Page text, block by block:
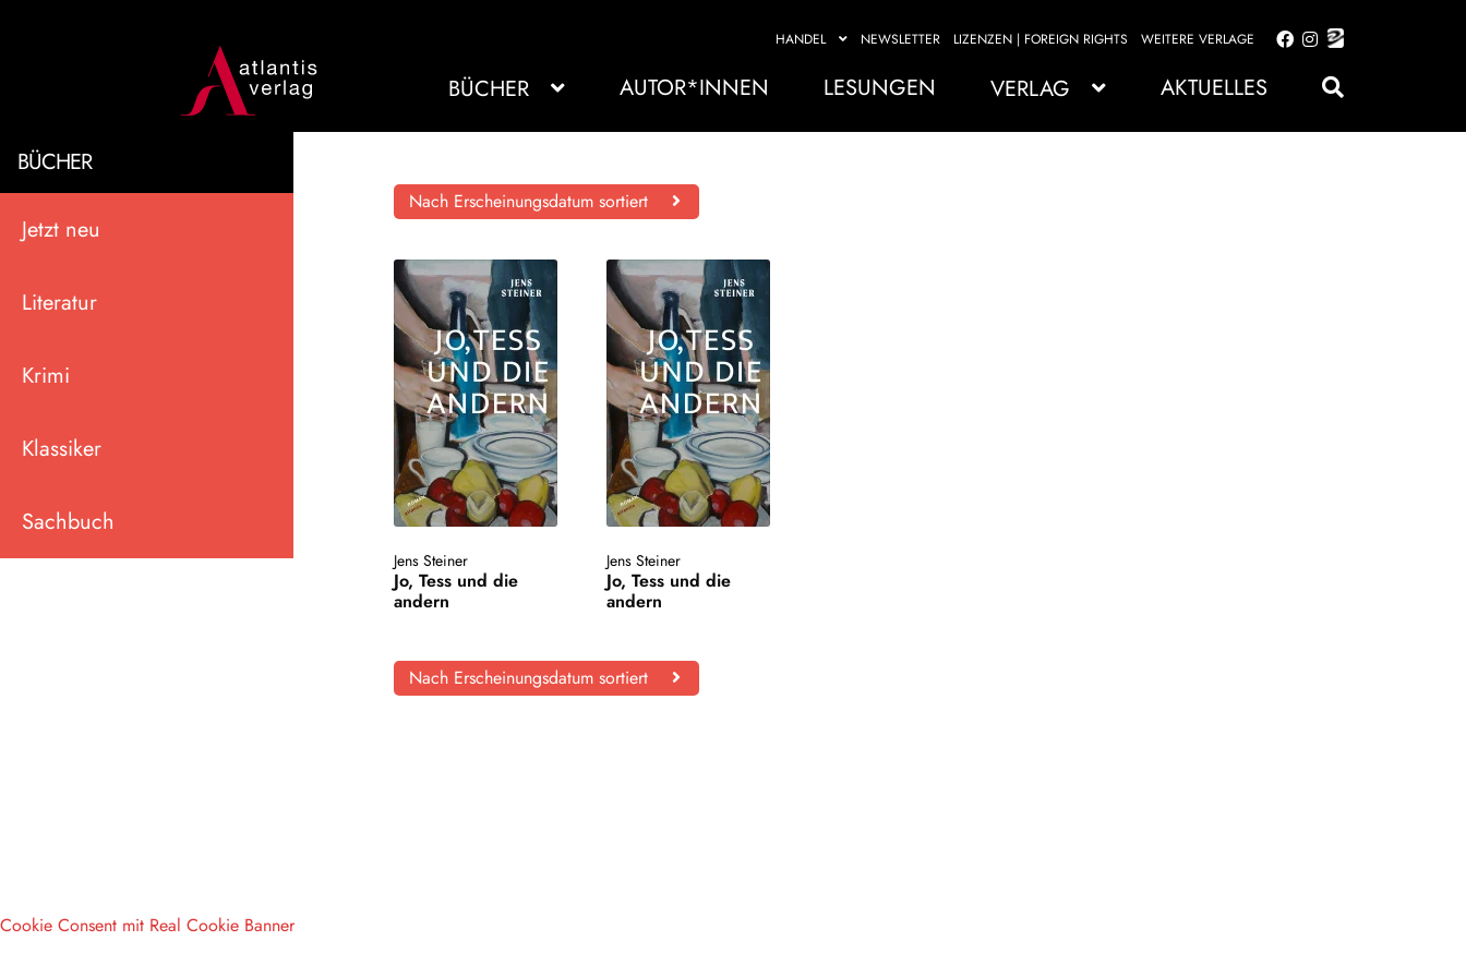
HANDEL NEWSLETTER LIZENZEN | FOREIGN RIGHTS WEITERE VERLAGE
Zur
springen
Zum
springen
BÜCHER AUTOR*INNEN LESUNGEN VERLAG AKTUELLES
BÜCHER
Jetzt neu
Literatur
Krimi
Klassiker
Sachbuch
Nach Erscheinungsdatum sortiert
Jens Steiner
Jo, Tess und die
andern
Jens Steiner
Jo, Tess und die
andern
Nach Erscheinungsdatum sortiert
Cookie Consent mit Real Cookie Banner